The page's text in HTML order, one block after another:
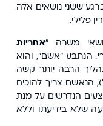
ששני נושאים אלה
פלילי.
משרה "אחריות
הנתבע "אשם", והוא
הרבה יותר קשה
הנאשם צריך להוכיח
הנדרשים על מנת
שלא בידיעתו וללא